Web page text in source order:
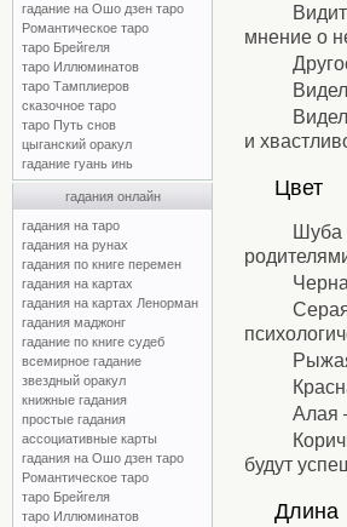
гадание на Ошо дзен таро
Романтическое таро
таро Брейгеля
таро Иллюминатов
таро Тамплиеров
сказочное таро
таро Путь снов
цыганский оракул
гадание гуань инь
гадания онлайн
гадания на таро
гадания на рунах
гадания по книге перемен
гадания на картах
гадания на картах Ленорман
гадания маджонг
гадание по книге судеб
всемирное гадание
звездный оракул
книжные гадания
простые гадания
ассоциативные карты
гадания на Ошо дзен таро
Романтическое таро
таро Брейгеля
таро Иллюминатов
мнение о
и
Цвет
Шуба
Алая
будут
Длина